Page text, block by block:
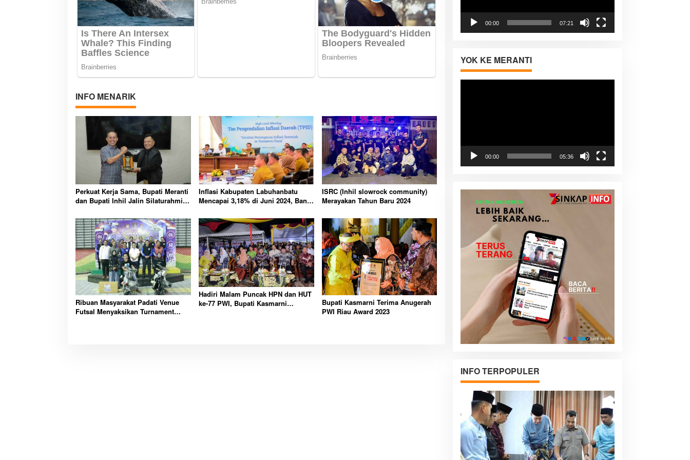
INFO MENARIK
Perkuat Kerja Sama, Bupati Meranti
dan Bupati Inhil Jalin Silaturahmi
Inflasi Kabupaten Labuhanbatu
Mencapai 3,18% di Juni 2024, Bank
ISRC (Inhil slowrock community)
Merayakan Tahun Baru 2024
Ribuan Masyarakat Padati Venue
Futsal Menyaksikan Turnament
Hadiri Malam Puncak HPN dan HUT
ke-77 PWI, Bupati Kasmarni
Bupati Kasmarni Terima Anugerah
PWI Riau Award 2023
00:00 07:21
YOK KE MERANTI
00:00 05:36
INFO TERPOPULER